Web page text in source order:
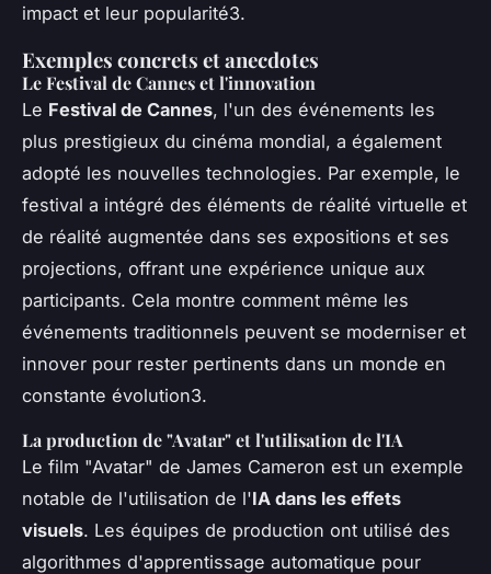
impact et leur popularité3.
Exemples concrets et anecdotes
Le Festival de Cannes et l'innovation
Le Festival de Cannes, l'un des événements les
plus prestigieux du cinéma mondial, a également
adopté les nouvelles technologies. Par exemple, le
festival a intégré des éléments de réalité virtuelle et
de réalité augmentée dans ses expositions et ses
projections, offrant une expérience unique aux
participants. Cela montre comment même les
événements traditionnels peuvent se moderniser et
innover pour rester pertinents dans un monde en
constante évolution3.
La production de "Avatar" et l'utilisation de l'IA
Le film "Avatar" de James Cameron est un exemple
notable de l'utilisation de l'IA dans les effets
visuels. Les équipes de production ont utilisé des
algorithmes d'apprentissage automatique pour